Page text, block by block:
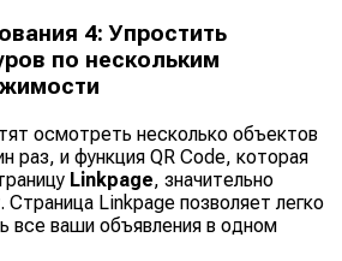
4: Упростить
по нескольким
осмотреть несколько объектов
раз, и функция QR Code, которая
Linkpage, значительно
Страница Linkpage позволяет легко
все ваши объявления в одном